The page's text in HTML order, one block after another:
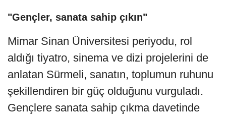
"Gençler, sanata sahip çıkın"
Mimar Sinan Üniversitesi periyodu, rol
aldığı tiyatro, sinema ve dizi projelerini de
anlatan Sürmeli, sanatın, toplumun ruhunu
şekillendiren bir güç olduğunu vurguladı.
Gençlere sanata sahip çıkma davetinde